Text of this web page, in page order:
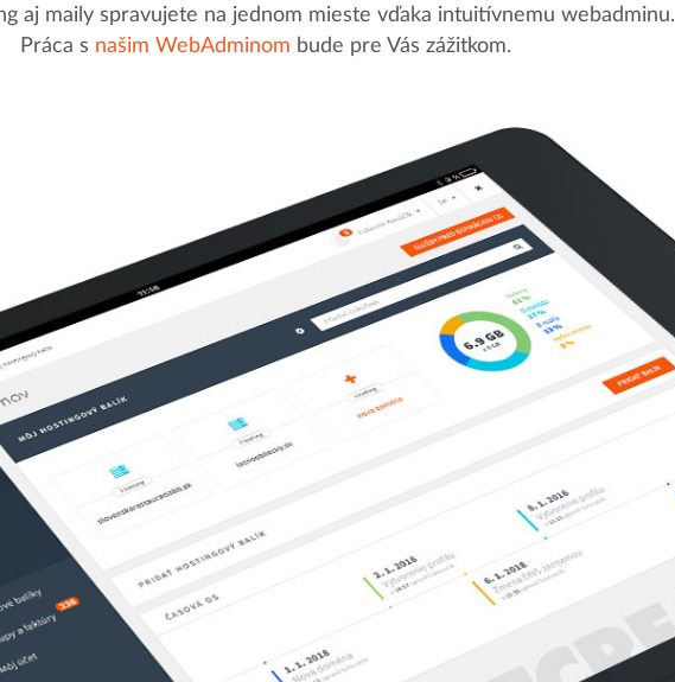
aj maily spravujete na jednom mieste vďaka intuitívnemu webadminu.
Práca s našim WebAdminom bude pre Vás zážitkom.